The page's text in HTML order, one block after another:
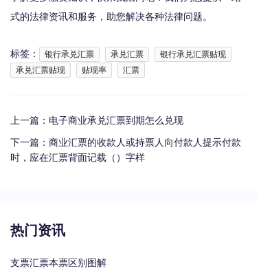
式的法律资讯和服务，助您解决各种法律问题。
标签： 银行承兑汇票 承兑汇票
银行承兑汇票贴现
承兑汇票贴现
贴现率 汇票
上一篇： 电子商业承兑汇票到期怎么兑现
下一篇： 商业汇票的收款人或持票人向付款人提示付款
时，应在汇票背面记载（）字样
热门资讯
支票汇票本票区别图解